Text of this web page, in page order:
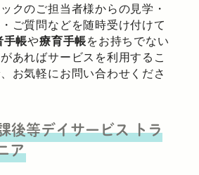
クのご担当者様からの見学・
ご質問などを随時受け付けて
手帳や療育手帳をお持ちでない
あればサービスを利用するこ
お気軽にお問い合わせくださ
後等デイサービストラ
ア